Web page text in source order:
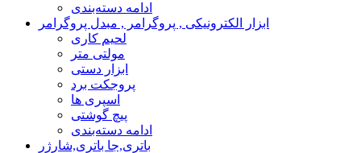
ادامه دسته‌بندی
ابزار الکترونیکی , پروگرامر , مبدل پروگرامر
لحیم کاری
مولتی متر
ابزار دستی
پروجکت برد
اسپری ها
پیچ گوشتی
ادامه دسته‌بندی
باتری,جا باتری,شارژر